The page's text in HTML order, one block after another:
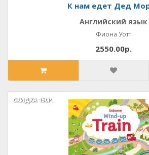
К нам едет Дед
Английский язык
Фиона Уотт
2550.00р.
СКИДКА 150Р.
СКИДКА 150Р.